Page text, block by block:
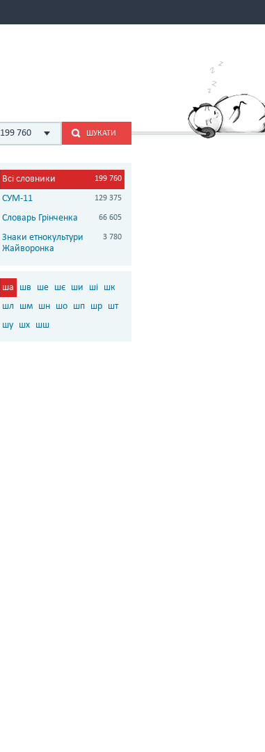
199 760 ШУКАТИ
Всі словники 199 760
СУМ-11 129 375
Словарь Грінченка 66 605
Знаки етнокультури
Жайворонка
3 780
ша шв ше шє ши ші шк
шл
шм шн шо шп шр шт
шу шх шш